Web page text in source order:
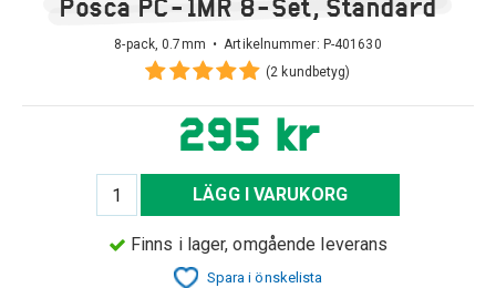
Posca PC-1MR 8-Set, Standard
8-pack, 0.7mm • Artikelnummer: P-401630
(2 kundbetyg)
295 kr
LÄGG I VARUKORG
Finns i lager, omgående leverans
Spara i önskelista